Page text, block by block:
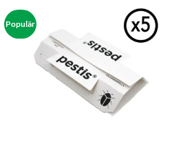
Populär